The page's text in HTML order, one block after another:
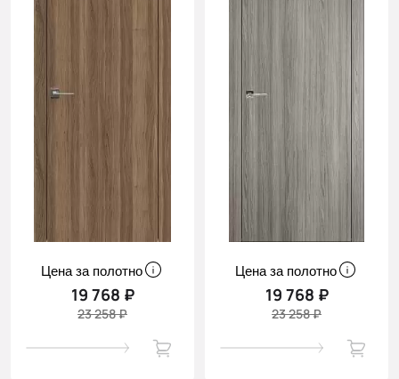
Цена за полотно
19 768 ₽
23 258 ₽
Цена за полотно
19 768 ₽
23 258 ₽